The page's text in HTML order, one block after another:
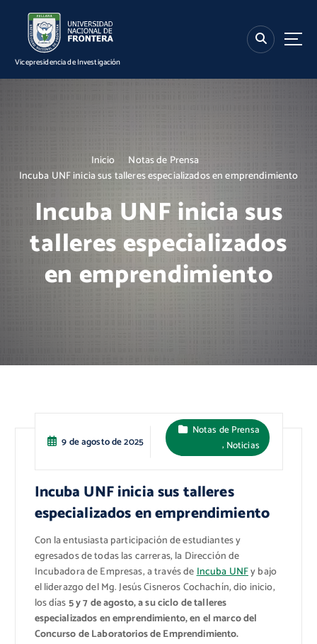
Vicepresidencia de Investigación
Inicio
Notas de Prensa
Incuba UNF inicia sus talleres especializados en emprendimiento
Incuba UNF inicia sus
talleres especializados
en emprendimiento
9 de agosto de 2025
Notas de Prensa
, Noticias
Incuba UNF inicia sus talleres
especializados en emprendimiento
Con la entusiasta participación de estudiantes y
egresados de todas las carreras, la Dirección de
Incubadora de Empresas, a través deIncuba UNFy bajo
el liderazgo del Mg. Jesús Cisneros Cochachín, dio inicio,
los días5 y 7 de agosto, a su ciclo de talleres
especializados en emprendimiento, en el marco del
Concurso de Laboratorios de Emprendimiento.